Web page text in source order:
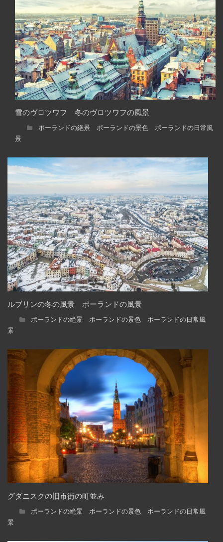
雪のヴロツワフ 冬のヴロツワフの風景
ポーランドの絶景 ポーランドの景色 ポーランドの日常風
景
ルブリンの冬の風景 ポーランドの風景
ポーランドの絶景 ポーランドの景色 ポーランドの日常風
景
グダニスクの旧市街の町並み
ポーランドの絶景 ポーランドの景色 ポーランドの日常風
景